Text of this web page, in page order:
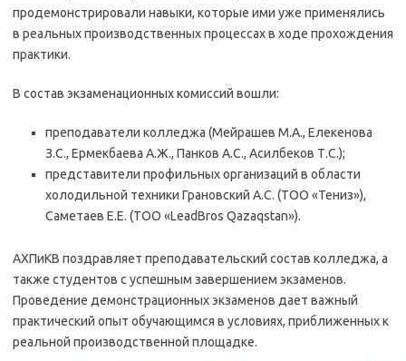
продемонстрировали навыки, которые ими уже применялись
в реальных производственных процессах в ходе прохождения
практики.
В состав экзаменационных комиссий вошли:
преподаватели колледжа (Мейрашев М.А., Елекенова
З.С., Ермекбаева А.Ж., Панков А.С., Асилбеков Т.С.);
представители профильных организаций в области
холодильной техники Грановский А.С. (ТОО «Тениз»),
Саметаев Е.Е. (ТОО «LeadBros Qazaqstan»).
АХПиКВ поздравляет преподавательский состав колледжа, а
также студентов с успешным завершением экзаменов.
Проведение демонстрационных экзаменов дает важный
практический опыт обучающимся в условиях, приближенных к
реальной производственной площадке.